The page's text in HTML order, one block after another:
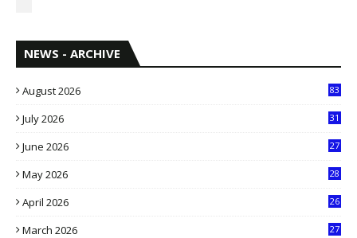
NEWS - ARCHIVE
August 2026 83
July 2026
31
June 2026
27
May 2026
28
April 2026
26
March 2026
27